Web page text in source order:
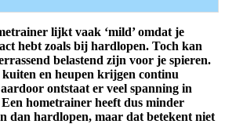
lijkt vaak ‘mild’ omdat je
hebt zoals bij hardlopen. Toch kan
belastend zijn voor je spieren.
en heupen krijgen continu
ontstaat er veel spanning in
hometrainer heeft dus minder
dan hardlopen, maar dat betekent niet